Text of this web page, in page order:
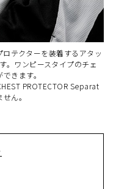
テクターを装着するアタッ
。ワンピースタイプのチェ
きます。
PROTECTOR Separat
ん。